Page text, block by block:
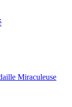
Miraculeuse